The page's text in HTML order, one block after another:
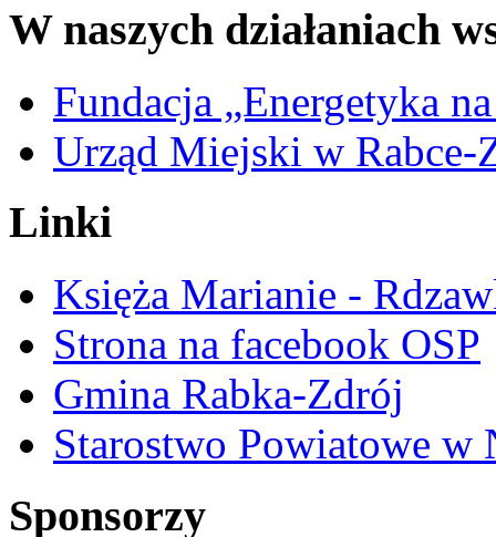
W naszych działaniach
Fundacja „Energetyka
Urząd Miejski w Rabce-
Linki
Księża Marianie -
Strona na facebook OSP
Gmina Rabka-Zdrój
Starostwo Powiatowe w
Sponsorzy